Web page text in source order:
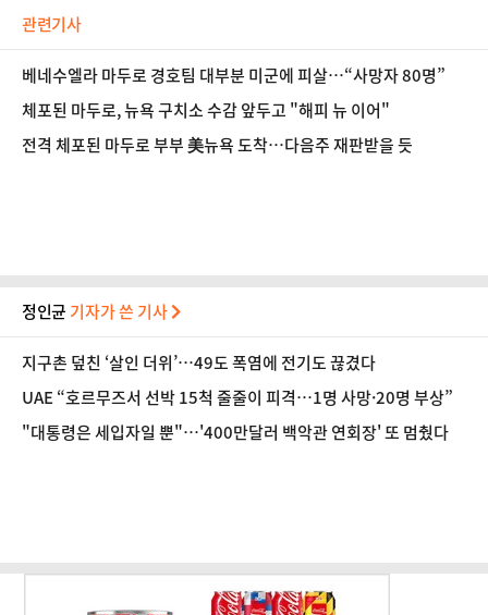
관련기사
베네수엘라 마두로 경호팀 대부분 미군에 피살…“사망자 80명”
체포된 마두로, 뉴욕 구치소 수감 앞두고 "해피 뉴 이어"
전격 체포된 마두로 부부 美뉴욕 도착…다음주 재판받을 듯
정인균 기자가 쓴 기사
지구촌 덮친 ‘살인 더위’…49도 폭염에 전기도 끊겼다
UAE “호르무즈서 선박 15척 줄줄이 피격…1명 사망·20명 부상”
"대통령은 세입자일 뿐"…'400만달러 백악관 연회장' 또 멈췄다